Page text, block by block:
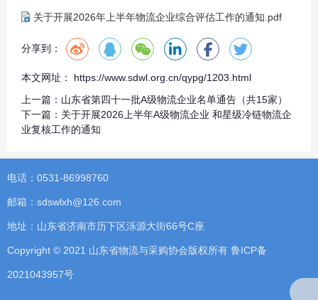
关于开展2026年上半年物流企业综合评估工作的通知.pdf
分享到：
本文网址： https://www.sdwl.org.cn/qypg/1203.html
上一篇： 山东省第四十一批A级物流企业名单通告（共15家）
下一篇： 关于开展2026上半年A级物流企业 和星级冷链物流企
业复核工作的通知
电话：0531-86998760
邮箱：sdswlxh@126.com
地址：山东省济南市历下区泺源大街66号C座
Copyright © 2021 山东省物流与采购协会版权所有 鲁ICP备
2021043957号